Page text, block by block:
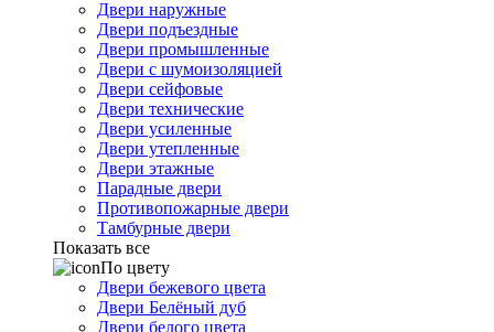
Двери наружные
Двери подъездные
Двери промышленные
Двери с шумоизоляцией
Двери сейфовые
Двери технические
Двери усиленные
Двери утепленные
Двери этажные
Парадные двери
Противопожарные двери
Тамбурные двери
Показать все
По цвету
Двери бежевого цвета
Двери Белёный дуб
Двери белого цвета